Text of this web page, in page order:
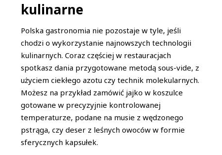
kulinarne
Polska gastronomia nie pozostaje w tyle, jeśli
chodzi o wykorzystanie najnowszych technologii
kulinarnych. Coraz częściej w restauracjach
spotkasz dania przygotowane metodą sous-vide, z
użyciem ciekłego azotu czy technik molekularnych.
Możesz na przykład zamówić jajko w koszulce
gotowane w precyzyjnie kontrolowanej
temperaturze, podane na musie z wędzonego
pstrąga, czy deser z leśnych owoców w formie
sferycznych kapsułek.